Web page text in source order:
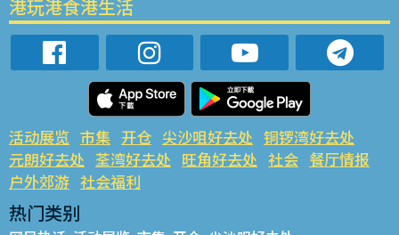
港玩港食港生活
活动展览 市集 开仓 尖沙咀好去处 铜锣湾好去处
元朗好去处 荃湾好去处 旺角好去处 社会 餐厅情报
户外郊游 社会福利
热门类别